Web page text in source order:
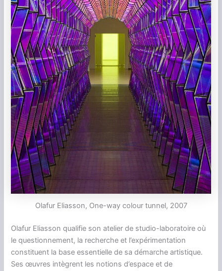
Olafur Eliasson, One-way colour tunnel, 2007
Olafur Eliasson qualifie son atelier de studio-laboratoire où
le questionnement, la recherche et l’expérimentation
constituent la base essentielle de sa démarche artistique.
Ses œuvres intègrent les notions d’espace et de